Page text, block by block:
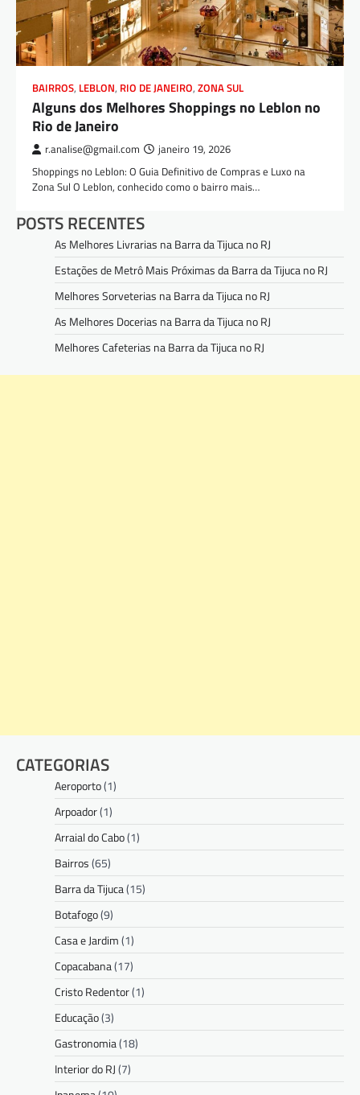
BAIRROS, LEBLON, RIO DE JANEIRO, ZONA SUL
Alguns dos Melhores Shoppings no Leblon no
Rio de Janeiro
r.analise@gmail.com janeiro 19, 2026
Shoppings no Leblon: O Guia Definitivo de Compras e Luxo na
Zona Sul O Leblon, conhecido como o bairro mais…
POSTS RECENTES
As Melhores Livrarias na Barra da Tijuca no RJ
Estações de Metrô Mais Próximas da Barra da Tijuca no RJ
Melhores Sorveterias na Barra da Tijuca no RJ
As Melhores Docerias na Barra da Tijuca no RJ
Melhores Cafeterias na Barra da Tijuca no RJ
CATEGORIAS
Aeroporto(1)
Arpoador(1)
Arraial do Cabo(1)
Bairros(65)
Barra da Tijuca(15)
Botafogo(9)
Casa e Jardim(1)
Copacabana(17)
Cristo Redentor(1)
Educação(3)
Gastronomia(18)
Interior do RJ(7)